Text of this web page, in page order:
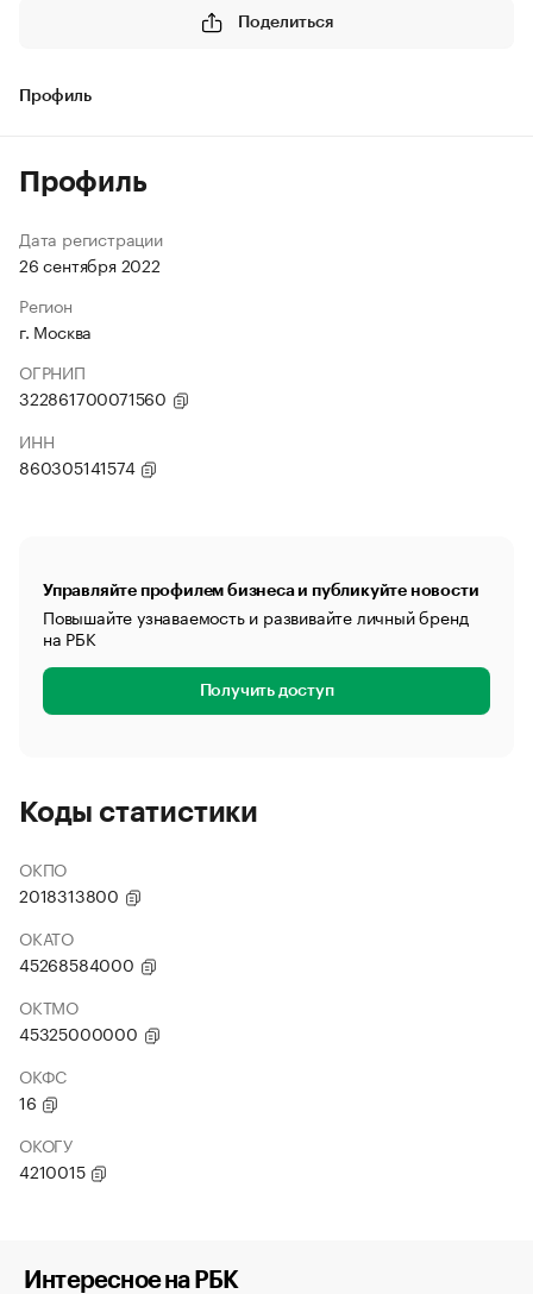
Поделиться
Профиль
Профиль
Дата регистрации
26 сентября 2022
Регион
г. Москва
ОГРНИП
322861700071560
ИНН
860305141574
Управляйте профилем бизнеса и публикуйте новости
Повышайте узнаваемость и развивайте личный бренд
на РБК
Получить доступ
Коды статистики
ОКПО
2018313800
ОКАТО
45268584000
ОКТМО
45325000000
ОКФС
16
ОКОГУ
4210015
Интересное на РБК